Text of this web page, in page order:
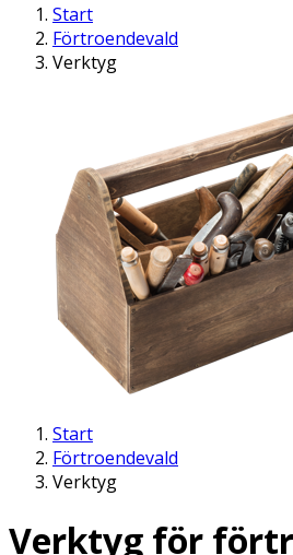
Start
Förtroendevald
Verktyg
Start
Förtroendevald
Verktyg
Verktyg för